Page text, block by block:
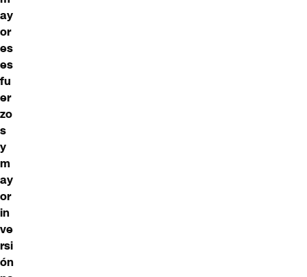
ay
or
es
es
fu
er
zo
s
y
m
ay
or
in
ve
rsi
ón